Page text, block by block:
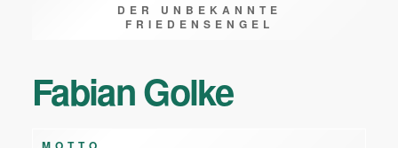
DER UNBEKANNTE
FRIEDENSENGEL
Fabian Golke